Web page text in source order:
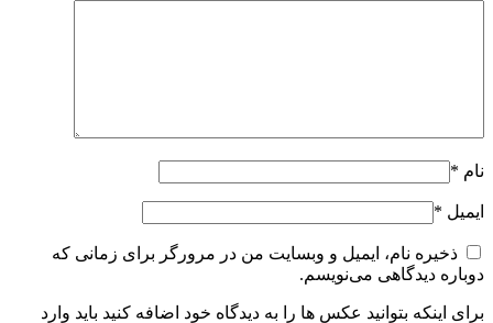
نام *
ایمیل *
ذخیره نام، ایمیل و وبسایت من در مرورگر برای زمانی که
دوباره دیدگاهی می‌نویسم.
برای اینکه بتوانید عکس ها را به دیدگاه خود اضافه کنید باید وارد